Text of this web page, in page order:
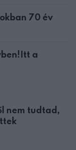
70 év
a
nem tudtad,